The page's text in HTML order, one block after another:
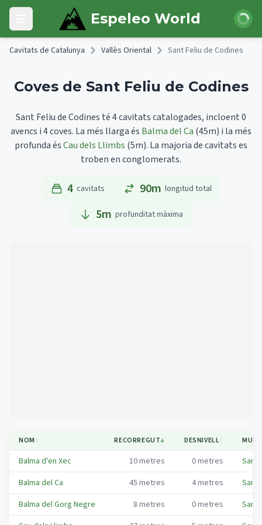
Skip to main content
Open main menu Espeleo World Iniciar
Cavitats de Catalunya Vallès Oriental Sant Feliu de Codines
Coves de Sant Feliu de Codines
Sant Feliu de Codines té 4 cavitats catalogades, incloent 0
avencs i 4 coves. La més llarga és Balma del Ca (45m) i la més
profunda ésCau dels Llimbs (5m). La majoria de cavitats es
troben en conglomerats.
4 cavitats 90m longitud total
5m profunditat màxima
NOM ↕ RECORREGUT↓ DESNIVELL↕
Balma d'en Xec 10metres 0metres
Sant
Balma del Ca
45 metres 4metres
Sant
Balma del Gorg Negre
8 metres 0metres
Sant